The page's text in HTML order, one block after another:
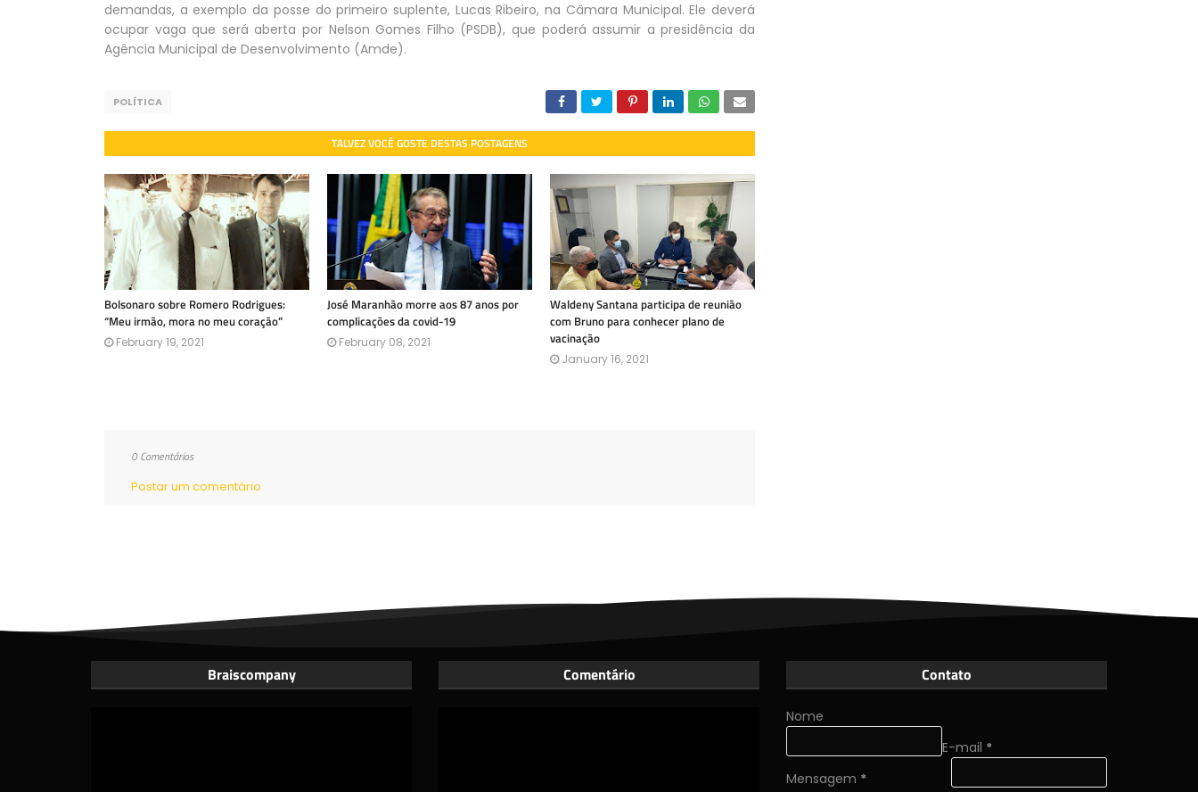
demandas, a exemplo da posse do primeiro suplente, Lucas Ribeiro, na Câmara Municipal. Ele deverá
ocupar vaga que será aberta por Nelson Gomes Filho (PSDB), que poderá assumir a presidência da
Agência Municipal de Desenvolvimento (Amde).
POLÍTICA
TALVEZ VOCÊ GOSTE DESTAS POSTAGENS
Bolsonaro sobre Romero Rodrigues:
“Meu irmão, mora no meu coração”
February 19, 2021
José Maranhão morre aos 87 anos por
complicações da covid-19
February 08, 2021
Waldeny Santana participa de reunião
com Bruno para conhecer plano de
vacinação
January 16, 2021
0 Comentários
Postar um comentário
Braiscompany Comentário Contato
Nome
E-mail *
Mensagem *